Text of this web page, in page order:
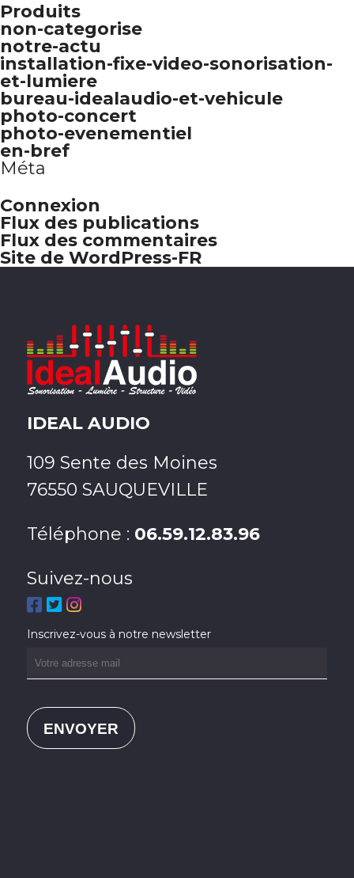
Produits
non-categorise
notre-actu
installation-fixe-video-sonorisation-
et-lumiere
bureau-idealaudio-et-vehicule
photo-concert
photo-evenementiel
en-bref
Méta
Connexion
Flux des publications
Flux des commentaires
Site de WordPress-FR
IDEAL AUDIO
109 Sente des Moines
76550 SAUQUEVILLE
Téléphone : 06.59.12.83.96
Suivez-nous
Inscrivez-vous à notre newsletter